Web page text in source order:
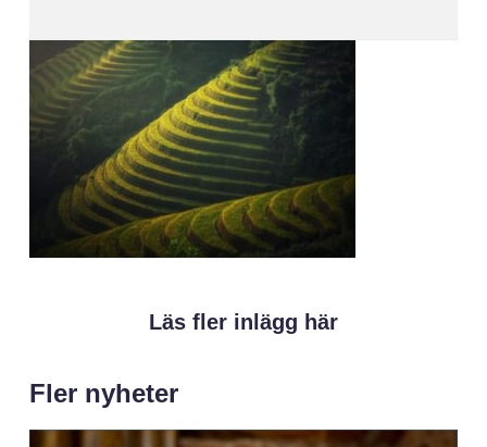
Läs fler inlägg här
Fler nyheter